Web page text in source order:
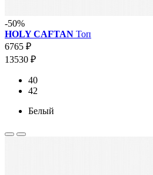
-50%
HOLY CAFTAN Топ
6765 ₽
13530 ₽
40
42
Белый